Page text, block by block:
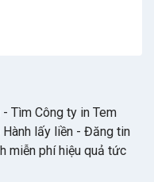
Tìm Công ty in Tem
Hành lấy liền - Đăng tin
miễn phí hiệu quả tức